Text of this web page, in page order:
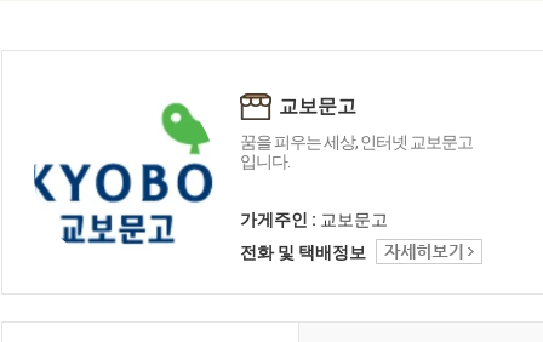
교보문고
꿈을 피우는 세상, 인터넷 교보문고
입니다.
가게주인 : 교보문고
전화 및 택배정보